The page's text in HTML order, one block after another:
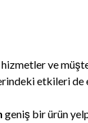
hizmetler ve
etkileri de
geniş bir ürün